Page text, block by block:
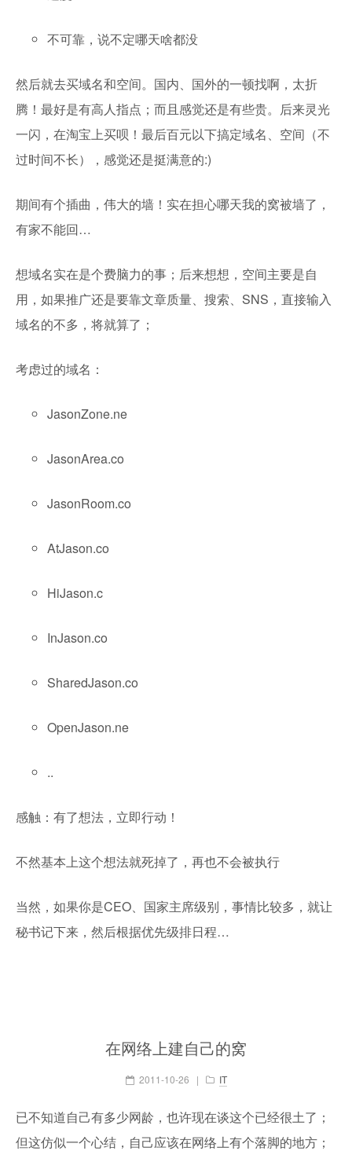
不可靠，说不定哪天啥都没
然后就去买域名和空间。国内、国外的一顿找啊，太折
腾！最好是有高人指点；而且感觉还是有些贵。后来灵光
一闪，在淘宝上买呗！最后百元以下搞定域名、空间（不
过时间不长），感觉还是挺满意的:)
期间有个插曲，伟大的墙！实在担心哪天我的窝被墙了，
有家不能回…
想域名实在是个费脑力的事；后来想想，空间主要是自
用，如果推广还是要靠文章质量、搜索、SNS，直接输入
域名的不多，将就算了；
考虑过的域名：
JasonZone.ne
JasonArea.co
JasonRoom.co
AtJason.co
HiJason.c
InJason.co
SharedJason.co
OpenJason.ne
..
感触：有了想法，立即行动！
不然基本上这个想法就死掉了，再也不会被执行
当然，如果你是CEO、国家主席级别，事情比较多，就让
秘书记下来，然后根据优先级排日程…
在网络上建自己的窝
2011-10-26 | IT
已不知道自己有多少网龄，也许现在谈这个已经很土了；
但这仿似一个心结，自己应该在网络上有个落脚的地方；